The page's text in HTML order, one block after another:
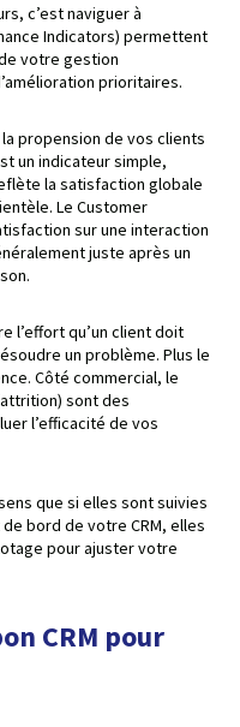
c’est naviguer à
Indicators) permettent
votre gestion
prioritaires.
propension de vos clients
un indicateur simple,
la satisfaction globale
Le Customer
sur une interaction
juste après un
l’effort qu’un client doit
un problème. Plus le
Côté commercial, le
sont des
l’efficacité de vos
que si elles sont suivies
bord de votre CRM, elles
pour ajuster votre
CRM pour